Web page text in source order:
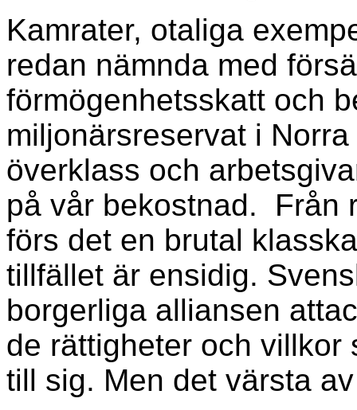
Kamrater, otaliga
redan nämnda med
förmögenhetsskatt och
miljonärsreservat i
överklass och
på vår bekostnad. Från
förs det en brutal
tillfället är ensidig.
borgerliga alliansen
de rättigheter och villkor
till sig. Men det värsta